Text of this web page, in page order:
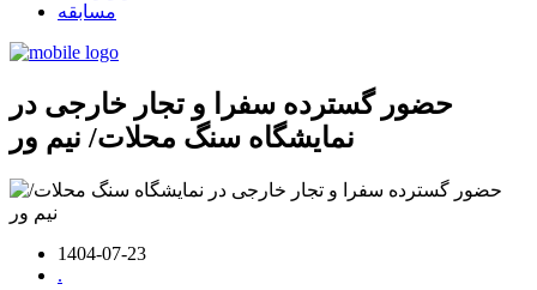
مسابقه
حضور گسترده سفرا و تجار خارجی در
نمایشگاه سنگ محلات/ نیم ور
1404-07-23
.